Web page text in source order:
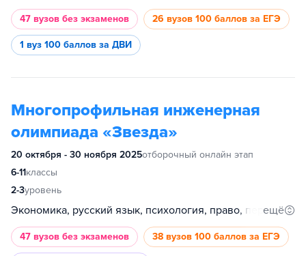
47 вузов без экзаменов 26 вузов 100 баллов за ЕГЭ
1 вуз 100 баллов за ДВИ
Многопрофильная инженерная
олимпиада «Звезда»
20 октября - 30 ноября 2025отборочный онлайн этап
6-11классы
2-3уровень
Экономика, русский язык, психология, право, перевод и переводоведение, обществознание, международные отношения, история, естественные науки, техника и технологии
ещё
47 вузов без экзаменов 38 вузов 100 баллов за ЕГЭ